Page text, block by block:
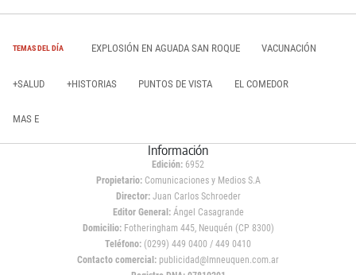
TEMAS DEL DÍA EXPLOSIÓN EN AGUADA SAN ROQUE VACUNACIÓN
+SALUD +HISTORIAS PUNTOS DE VISTA EL COMEDOR
MAS E
Información
Edición: 6952
Propietario:Comunicaciones y Medios S.A
Director: Juan Carlos Schroeder
Editor General:Ángel Casagrande
Domicilio:Fotheringham 445, Neuquén (CP 8300)
Teléfono: (0299) 449 0400 / 449 0410
Contacto comercial: publicidad@lmneuquen.com.ar